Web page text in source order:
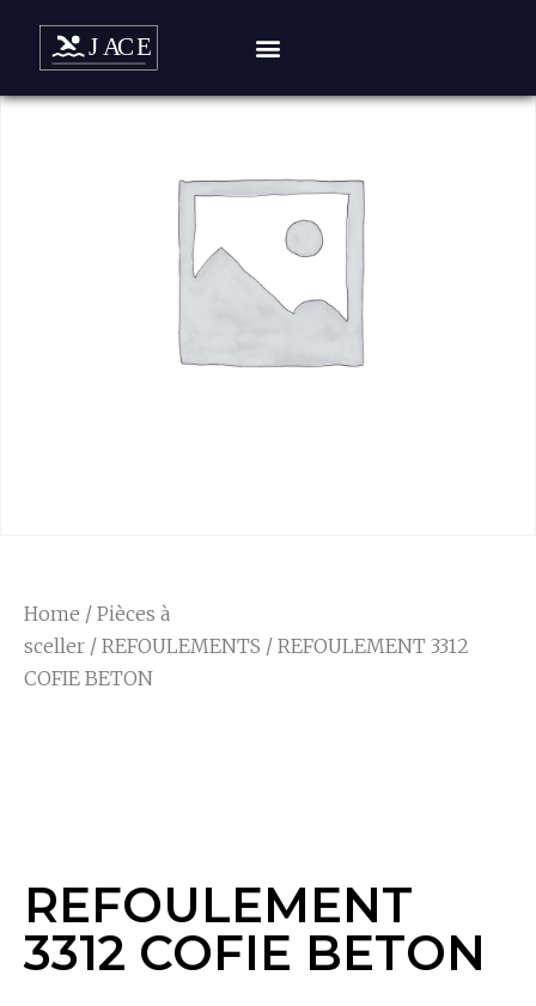
Home / Pièces à
sceller / REFOULEMENTS / REFOULEMENT 3312
COFIE BETON
REFOULEMENT
3312 COFIE BETON